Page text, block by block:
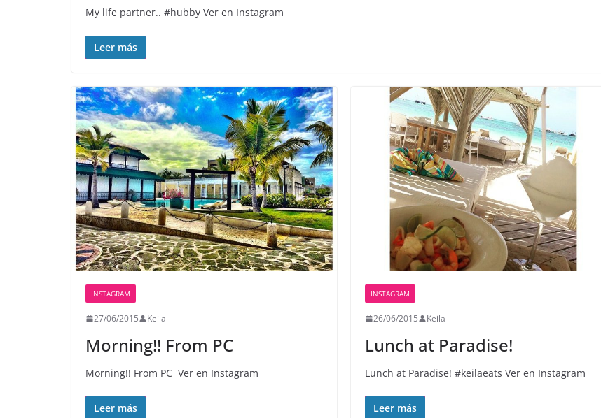
My life partner.. #hubby Ver en Instagram
Leer más
INSTAGRAM
27/06/2015 Keila
Morning!! From PC ️️️️
Morning!! From PC ️️️️ Ver en Instagram
Leer más
INSTAGRAM
26/06/2015 Keila
Lunch at Paradise!
Lunch at Paradise! #keilaeats Ver en Instagram
Leer más